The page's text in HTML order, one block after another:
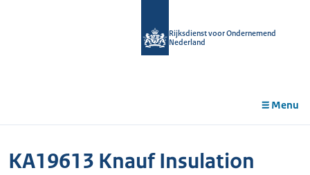
Rijksdienst voor Ondernemend
Nederland
Menu
KA19613 Knauf Insulation